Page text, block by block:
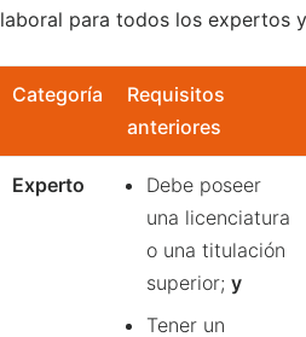
laboral para todos los expertos
Categoría
Requisitos
anteriores
Experto
Debe poseer
una licenciatura
o una titulación
superior; y
Tener un